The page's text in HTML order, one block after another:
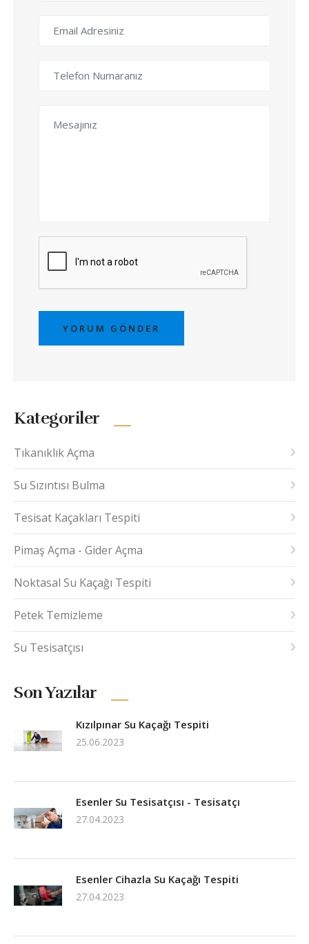
YORUM GÖNDER
Kategoriler
Tıkanıklık Açma
Su Sızıntısı Bulma
Tesisat Kaçakları Tespiti
Pimaş Açma - Gider Açma
Noktasal Su Kaçağı Tespiti
Petek Temizleme
Su Tesisatçısı
Son Yazılar
Kızılpınar Su Kaçağı Tespiti
25.06.2023
Esenler Su Tesisatçısı - Tesisatçı
27.04.2023
Esenler Cihazla Su Kaçağı Tespiti
27.04.2023